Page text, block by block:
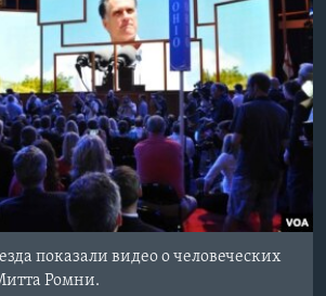
показали видео о человеческих
Ромни.